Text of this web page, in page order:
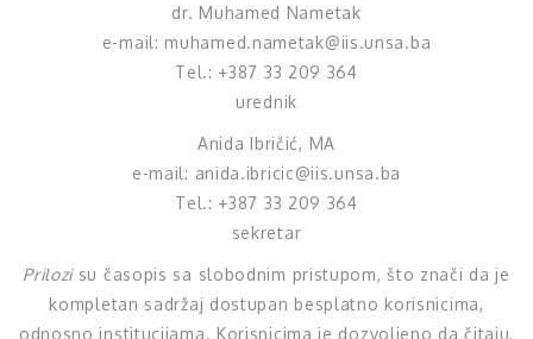
dr. Muhamed Nametak
e-mail: muhamed.nametak@iis.unsa.ba
Tel.: +387 33 209 364
urednik
Anida Ibričić, MA
e-mail: anida.ibricic@iis.unsa.ba
Tel.: +387 33 209 364
sekretar
Prilozisu časopis sa slobodnim pristupom, što znači da je
kompletan sadržaj dostupan besplatno korisnicima,
odnosno institucijama. Korisnicima je dozvoljeno da čitaju,